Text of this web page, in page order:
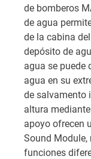
de bomberos
de agua
de la cabina
depósito de
agua se puede
agua en su
de salvamento
altura
apoyo ofrecen
Sound Module,
funciones